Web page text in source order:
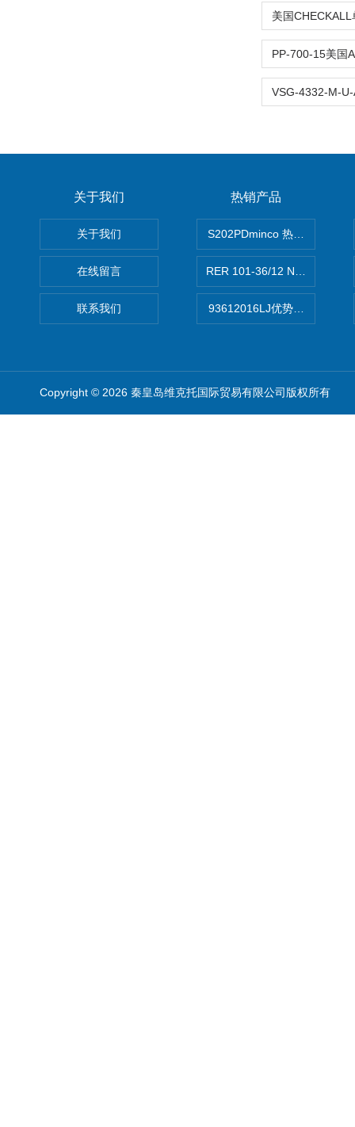
关于我们
关于我们
在线留言
联系我们
热销产品
S202PDminco 热电阻
RER 101-36/12 NHH离心
93612016LJ优势供应美国
Copyright © 2026 秦皇岛维克托国际贸易有限公司版权所有